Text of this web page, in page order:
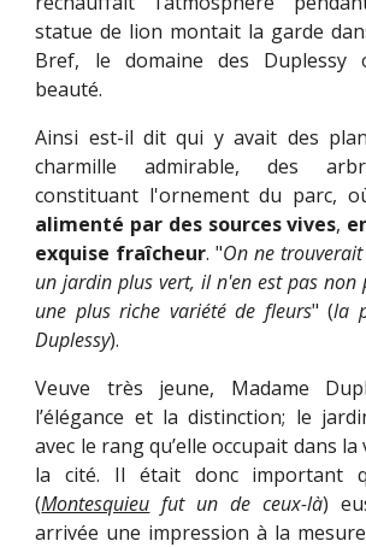
statue de lion montait la garde
Bref, le domaine des
beauté.
Ainsi est-il dit qui y avait des
charmille admirable, des
constituant l'ornement du parc,
alimenté par des sources vives,
exquise fraîcheur. "On ne
un jardin plus vert, il n'en est pas non
une plus riche variété de fleurs" (la
Duplessy).
Veuve très jeune, Madame
l’élégance et la distinction; le
avec le rang qu’elle occupait dans
la cité. Il était donc important
(Montesquieu fut un de ceux-là)
arrivée une impression à la